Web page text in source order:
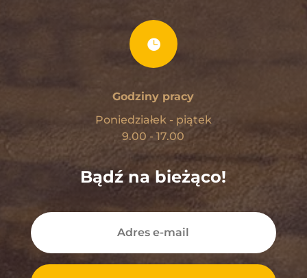

Godziny pracy
Poniedziałek - piątek
9.00 - 17.00
Bądź na bieżąco!